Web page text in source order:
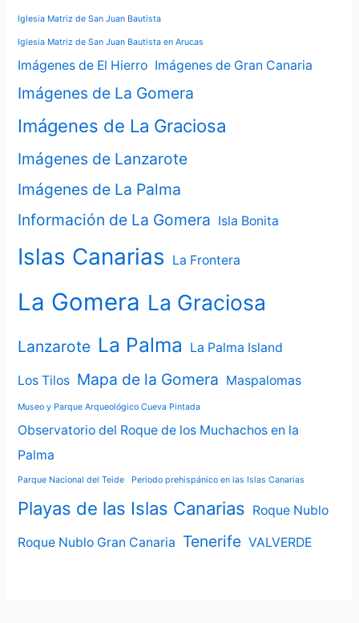
Iglesia Matriz de San Juan Bautista
Iglesia Matriz de San Juan Bautista en Arucas
Imágenes de El Hierro Imágenes de Gran Canaria
Imágenes de La Gomera
Imágenes de La Graciosa
Imágenes de Lanzarote
Imágenes de La Palma
Información de La Gomera Isla Bonita
Islas Canarias La Frontera
La Gomera La Graciosa
Lanzarote La Palma La Palma Island
Los Tilos Mapa de la Gomera Maspalomas
Museo y Parque Arqueológico Cueva Pintada
Observatorio del Roque de los Muchachos en la
Palma
Parque Nacional del Teide Periodo prehispánico en las Islas Canarias
Playas de las Islas Canarias Roque Nublo
Roque Nublo Gran Canaria Tenerife VALVERDE